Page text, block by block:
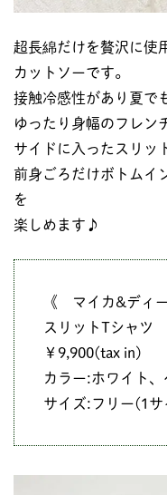
超長綿だけを贅沢に使
カットソーです。
接触冷感性があり夏で
ゆったり身幅のフレン
サイドに入ったスリッ
前身ごろだけボトムイ
を
楽しめます♪
《 マイカ&ディ
スリットTシャツ
￥9,900(tax in)
カラー:ホワイト
サイズ:フリー(1サ